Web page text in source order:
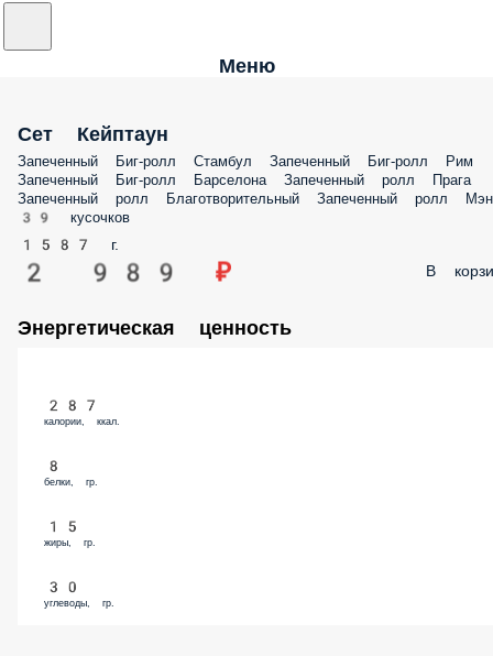
Меню
Сет Кейптаун
Запеченный Биг-ролл Стамбул Запеченный Биг-ролл Рим
Запеченный Биг-ролл Барселона Запеченный ролл Прага
Запеченный ролл Благотворительный Запеченный ролл Мэн
39 кусочков
1587 г.
2 989 ₽ В
Энергетическая ценность
287
калории, ккал.
8
белки, гр.
15
жиры, гр.
30
углеводы, гр.